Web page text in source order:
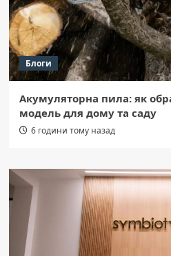
Блоги
Акумуляторна пила: як
модель для дому та саду
6 години тому назад